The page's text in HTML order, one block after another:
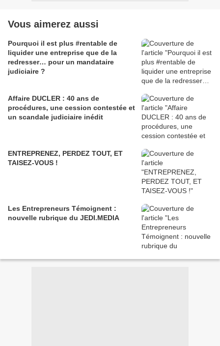
Vous aimerez aussi
Pourquoi il est plus #rentable de
liquider une entreprise que de la
redresser… pour un mandataire
judiciaire ?
Affaire DUCLER : 40 ans de
procédures, une cession contestée et
un scandale judiciaire inédit
ENTREPRENEZ, PERDEZ TOUT, ET
TAISEZ-VOUS !
Les Entrepreneurs Témoignent :
nouvelle rubrique du JEDI.MEDIA